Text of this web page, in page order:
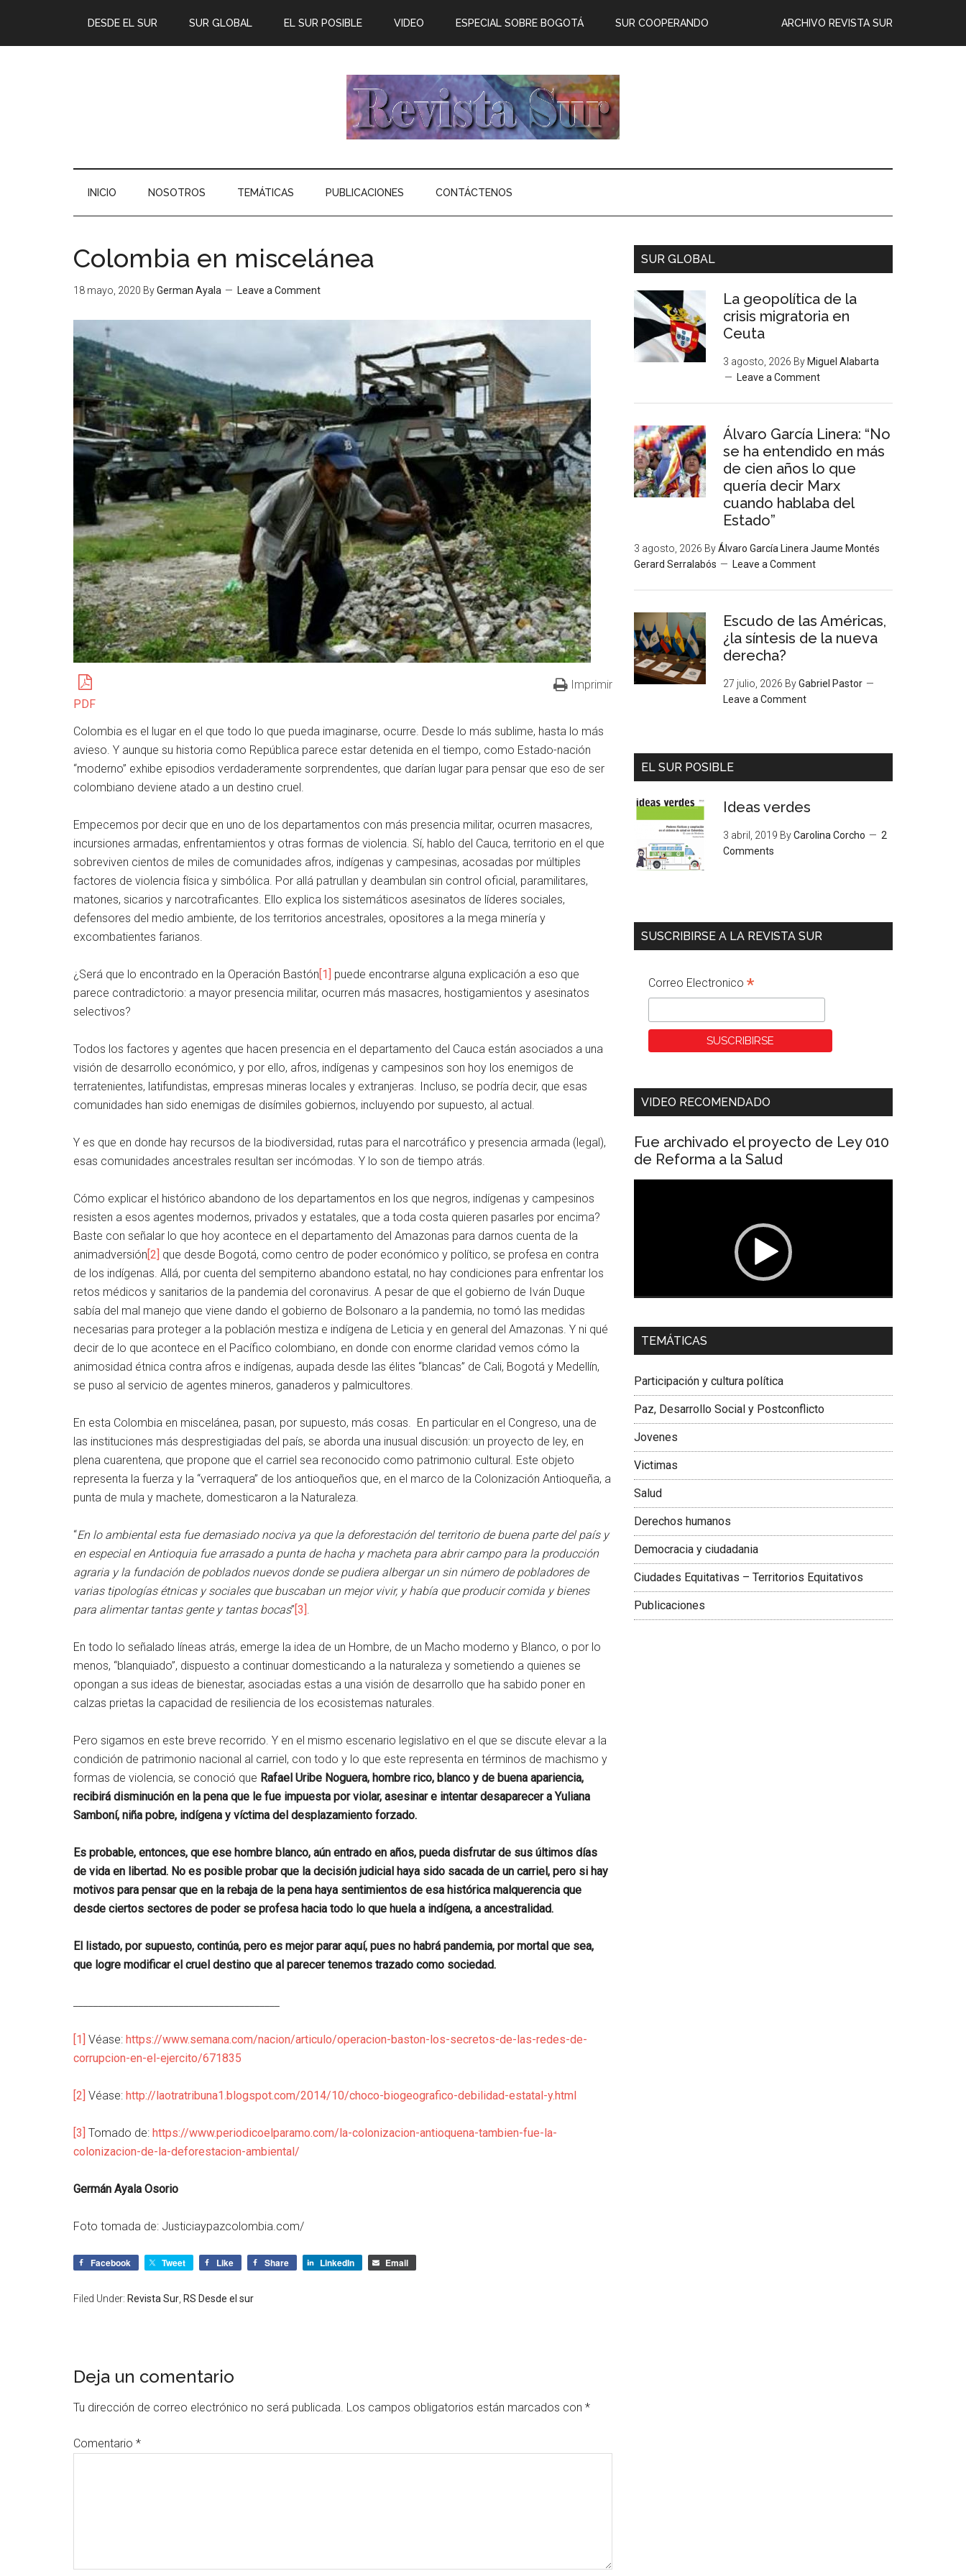
DESDE EL SUR SUR GLOBAL EL SUR POSIBLE ARCHIVO REVISTA SUR
VIDEO ESPECIAL SOBRE BOGOTÁ SUR COOPERANDO
INICIO NOSOTROS TEMÁTICAS PUBLICACIONES CONTÁCTENOS
Colombia en miscelánea
18 mayo, 2020 ByGerman Ayala Leave a Comment
PDF
Imprimir
Colombia es el lugar en el que todo lo que pueda imaginarse, ocurre. Desde lo más sublime, hasta lo más
avieso. Y aunque su historia como República parece estar detenida en el tiempo, como Estado-nación
“moderno” exhibe episodios verdaderamente sorprendentes, que darían lugar para pensar que eso de ser
colombiano deviene atado a un destino cruel.
Empecemos por decir que en uno de los departamentos con más presencia militar, ocurren masacres,
incursiones armadas, enfrentamientos y otras formas de violencia. Sí, hablo del Cauca, territorio en el que
sobreviven cientos de miles de comunidades afros, indígenas y campesinas, acosadas por múltiples
factores de violencia física y simbólica. Por allá patrullan y deambulan sin control oficial, paramilitares,
matones, sicarios y narcotraficantes. Ello explica los sistemáticos asesinatos de líderes sociales,
defensores del medio ambiente, de los territorios ancestrales, opositores a la mega minería y
excombatientes farianos.
¿Será que lo encontrado en la Operación Bastón[1] puede encontrarse alguna explicación a eso que
parece contradictorio: a mayor presencia militar, ocurren más masacres, hostigamientos y asesinatos
selectivos?
Todos los factores y agentes que hacen presencia en el departamento del Cauca están asociados a una
visión de desarrollo económico, y por ello, afros, indígenas y campesinos son hoy los enemigos de
terratenientes, latifundistas, empresas mineras locales y extranjeras. Incluso, se podría decir, que esas
comunidades han sido enemigas de disímiles gobiernos, incluyendo por supuesto, al actual.
Y es que en donde hay recursos de la biodiversidad, rutas para el narcotráfico y presencia armada (legal),
esas comunidades ancestrales resultan ser incómodas. Y lo son de tiempo atrás.
Cómo explicar el histórico abandono de los departamentos en los que negros, indígenas y campesinos
resisten a esos agentes modernos, privados y estatales, que a toda costa quieren pasarles por encima?
Baste con señalar lo que hoy acontece en el departamento del Amazonas para darnos cuenta de la
animadversión[2] que desde Bogotá, como centro de poder económico y político, se profesa en contra
de los indígenas. Allá, por cuenta del sempiterno abandono estatal, no hay condiciones para enfrentar los
retos médicos y sanitarios de la pandemia del coronavirus. A pesar de que el gobierno de Iván Duque
sabía del mal manejo que viene dando el gobierno de Bolsonaro a la pandemia, no tomó las medidas
necesarias para proteger a la población mestiza e indígena de Leticia y en general del Amazonas. Y ni qué
decir de lo que acontece en el Pacífico colombiano, en donde con enorme claridad vemos cómo la
animosidad étnica contra afros e indígenas, aupada desde las élites “blancas” de Cali, Bogotá y Medellín,
se puso al servicio de agentes mineros, ganaderos y palmicultores.
En esta Colombia en miscelánea, pasan, por supuesto, más cosas. En particular en el Congreso, una de
las instituciones más desprestigiadas del país, se aborda una inusual discusión: un proyecto de ley, en
plena cuarentena, que propone que el carriel sea reconocido como patrimonio cultural. Este objeto
representa la fuerza y la “verraquera” de los antioqueños que, en el marco de la Colonización Antioqueña, a
punta de mula y machete, domesticaron a la Naturaleza.
“En lo ambiental esta fue demasiado nociva ya que la deforestación del territorio de buena parte del país y
en especial en Antioquia fue arrasado a punta de hacha y macheta para abrir campo para la producción
agraria y la fundación de poblados nuevos donde se pudiera albergar un sin número de pobladores de
varias tipologías étnicas y sociales que buscaban un mejor vivir, y había que producir comida y bienes
para alimentar tantas gente y tantas bocas”[3].
En todo lo señalado líneas atrás, emerge la idea de un Hombre, de un Macho moderno y Blanco, o por lo
menos, “blanquiado”, dispuesto a continuar domesticando a la naturaleza y sometiendo a quienes se
opongan a sus ideas de bienestar, asociadas estas a una visión de desarrollo que ha sabido poner en
calzas prietas la capacidad de resiliencia de los ecosistemas naturales.
Pero sigamos en este breve recorrido. Y en el mismo escenario legislativo en el que se discute elevar a la
condición de patrimonio nacional al carriel, con todo y lo que este representa en términos de machismo y
formas de violencia, se conoció que Rafael Uribe Noguera, hombre rico, blanco y de buena apariencia,
recibirá disminución en la pena que le fue impuesta por violar, asesinar e intentar desaparecer a Yuliana
Samboní, niña pobre, indígena y víctima del desplazamiento forzado.
Es probable, entonces, que ese hombre blanco, aún entrado en años, pueda disfrutar de sus últimos días
de vida en libertad. No es posible probar que la decisión judicial haya sido sacada de un carriel, pero si hay
motivos para pensar que en la rebaja de la pena haya sentimientos de esa histórica malquerencia que
desde ciertos sectores de poder se profesa hacia todo lo que huela a indígena, a ancestralidad.
El listado, por supuesto, continúa, pero es mejor parar aquí, pues no habrá pandemia, por mortal que sea,
que logre modificar el cruel destino que al parecer tenemos trazado como sociedad.
[1] Véase: https://www.semana.com/nacion/articulo/operacion-baston-los-secretos-de-las-redes-de-
corrupcion-en-el-ejercito/671835
[2] Véase: http://laotratribuna1.blogspot.com/2014/10/choco-biogeografico-debilidad-estatal-y.html
[3] Tomado de: https://www.periodicoelparamo.com/la-colonizacion-antioquena-tambien-fue-la-
colonizacion-de-la-deforestacion-ambiental/
Germán Ayala Osorio
Foto tomada de: Justiciaypazcolombia.com/
Facebook Tweet Like Share LinkedIn Email
Filed Under: Revista Sur RS Desde el sur
Deja un comentario
Tu dirección de correo electrónico no será publicada. Los campos obligatorios están marcados con *
Comentario *
SUR GLOBAL
La geopolítica de la
crisis migratoria en
Ceuta
3 agosto, 2026 By Miguel Alabarta
Leave a Comment
Álvaro García Linera: “No
se ha entendido en más
de cien años lo que
quería decir Marx
cuando hablaba del
Estado”
3 agosto, 2026 ByÁlvaro García Linera Jaume Montés
Gerard Serralabós
Leave a Comment
Escudo de las Américas,
¿la síntesis de la nueva
derecha?
27 julio, 2026 ByGabriel Pastor
Leave a Comment
EL SUR POSIBLE
Ideas verdes
3 abril, 2019 ByCarolina Corcho
2
Comments
SUSCRIBIRSE A LA REVISTA SUR
Correo Electronico *
VIDEO RECOMENDADO
Fue archivado el proyecto de Ley 010
de Reforma a la Salud
Dra. Carolina Corcho Mejía,
Latinoamericana Sur, Vicepresidenta Federación
TEMÁTICAS
Participación y cultura política
Paz, Desarrollo Social y Postconflicto
Jovenes
Victimas
Salud
Derechos humanos
Democracia y ciudadania
Ciudades Equitativas – Territorios Equitativos
Publicaciones